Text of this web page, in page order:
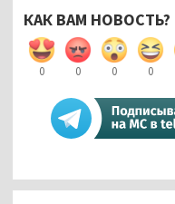
КАК ВАМ НОВОСТЬ?
0 0 0 0